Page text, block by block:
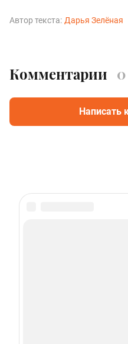
Автор текста: Дарья Зелёная
Комментарии 0
Написать